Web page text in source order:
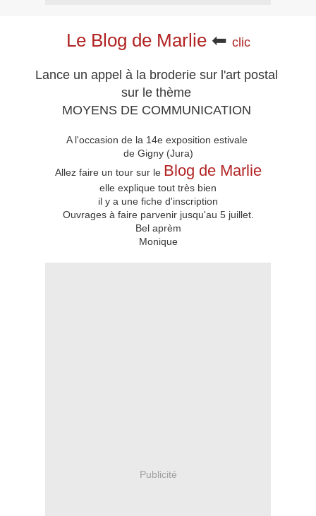
Le Blog de Marlie ⬅ clic
Lance un appel à la broderie sur l'art postal
sur le thème
MOYENS DE COMMUNICATION
A l'occasion de la 14e exposition estivale
de Gigny (Jura)
Allez faire un tour sur le Blog de Marlie
elle explique tout très bien
il y a une fiche d'inscription
Ouvrages à faire parvenir jusqu'au 5 juillet.
Bel aprèm
Monique
Publicité